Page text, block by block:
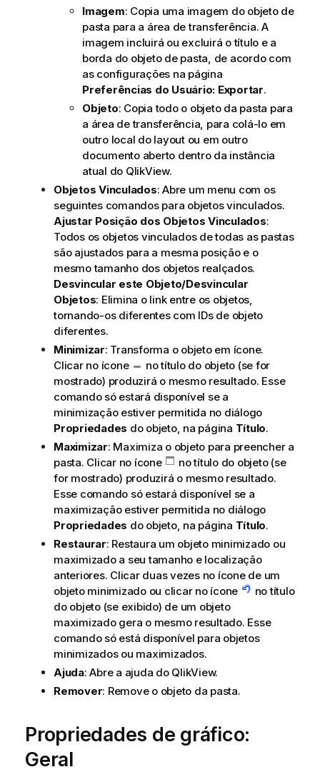
Imagem: Copia uma imagem do objeto de
pasta para a área de transferência. A
imagem incluirá ou excluirá o título e a
borda do objeto de pasta, de acordo com
as configurações na página
Preferências do Usuário: Exportar.
Objeto: Copia todo o objeto da pasta para
a área de transferência, para colá-lo em
outro local do layout ou em outro
documento aberto dentro da instância
atual do QlikView.
Objetos Vinculados: Abre um menu com os
seguintes comandos para objetos vinculados.
Ajustar Posição dos Objetos Vinculados:
Todos os objetos vinculados de todas as pastas
são ajustados para a mesma posição e o
mesmo tamanho dos objetos realçados.
Desvincular este Objeto/Desvincular
Objetos: Elimina o link entre os objetos,
tornando-os diferentes com IDs de objeto
diferentes.
Minimizar: Transforma o objeto em ícone.
Clicar no ícone
no título do objeto (se for
mostrado) produzirá o mesmo resultado. Esse
comando só estará disponível se a
minimização estiver permitida no diálogo
Propriedades do objeto, na página Título.
Maximizar: Maximiza o objeto para preencher a
pasta. Clicar no ícone
no título do objeto (se
for mostrado) produzirá o mesmo resultado.
Esse comando só estará disponível se a
maximização estiver permitida no diálogo
Propriedades do objeto, na página Título.
Restaurar: Restaura um objeto minimizado ou
maximizado a seu tamanho e localização
anteriores. Clicar duas vezes no ícone de um
objeto minimizado ou clicar no ícone
no título
do objeto (se exibido) de um objeto
maximizado gera o mesmo resultado. Esse
comando só está disponível para objetos
minimizados ou maximizados.
Ajuda: Abre a ajuda do QlikView.
Remover: Remove o objeto da pasta.
Propriedades de gráfico:
Geral